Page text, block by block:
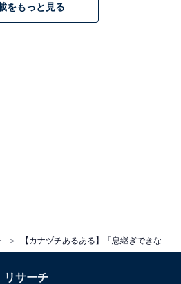
ル泳げるまで泳がされ続けたの
泳げないので注目の的で恥ずか
をもっと見る
リサーチ